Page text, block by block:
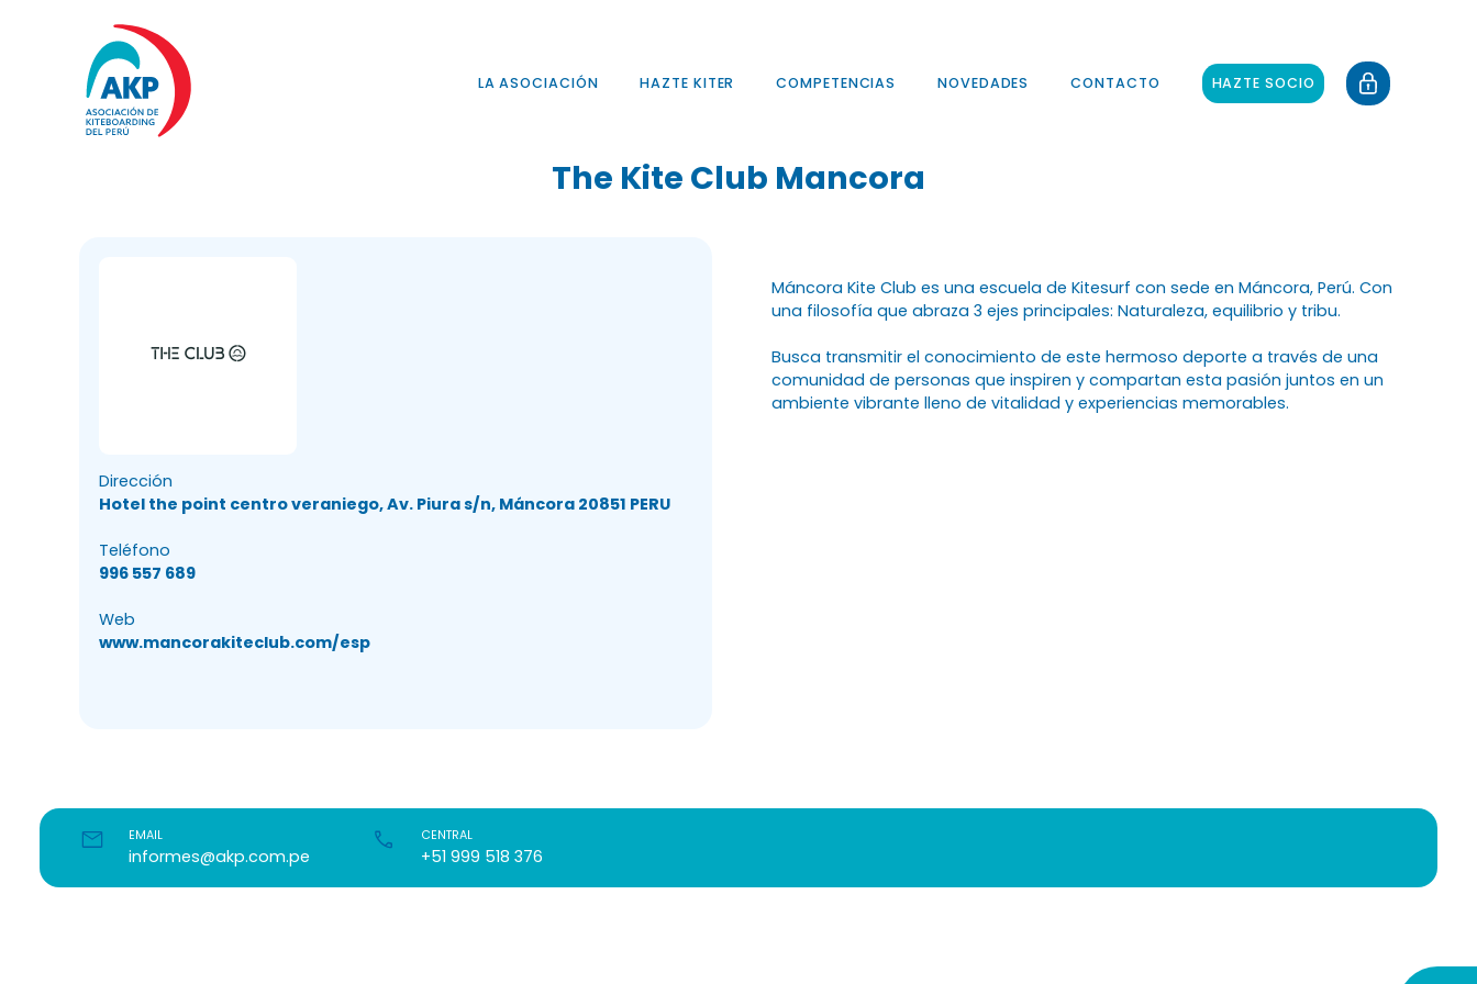
LA ASOCIACIÓN HAZTE KITER COMPETENCIAS NOVEDADES CONTACTO HAZTE SOCIO
login
The Kite Club Mancora
Dirección
Hotel the point centro veraniego, Av. Piura s/n, Máncora 20851 PERU
Teléfono
996 557 689
Web
www.mancorakiteclub.com/esp
Máncora Kite Club es una escuela de Kitesurf con sede en Máncora, Perú. Con
una filosofía que abraza 3 ejes principales: Naturaleza, equilibrio y tribu.
Busca transmitir el conocimiento de este hermoso deporte a través de una
comunidad de personas que inspiren y compartan esta pasión juntos en un
ambiente vibrante lleno de vitalidad y experiencias memorables.
EMAIL
informes@akp.com.pe
CENTRAL
+51 999 518 376